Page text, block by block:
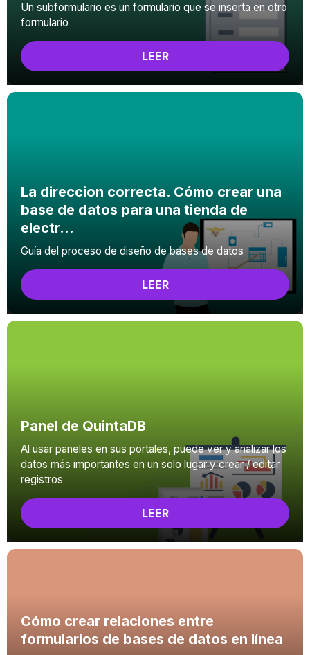
Un subformulario es un formulario que se inserta en otro
formulario
LEER
La direccion correcta. Cómo crear una
base de datos para una tienda de
electr...
Guía del proceso de diseño de bases de datos
LEER
Panel de QuintaDB
Al usar paneles en sus portales, puede ver y analizar los
datos más importantes en un solo lugar y crear / editar
registros
LEER
Cómo crear relaciones entre
formularios de bases de datos en línea